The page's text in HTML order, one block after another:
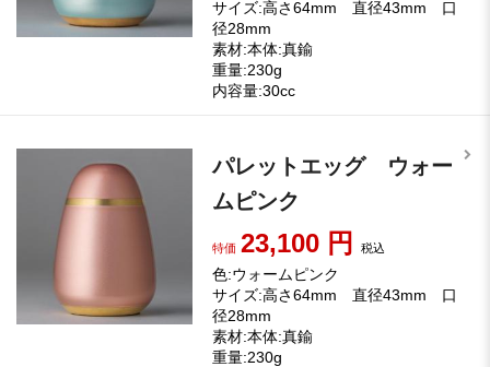
サイズ:高さ64mm 直径43mm 口
径28mm
素材:本体:真鍮
重量:230g
内容量:30cc
パレットエッグ ウォー
ムピンク
特価 23,100 円税込
色:ウォームピンク
サイズ:高さ64mm 直径43mm 口
径28mm
素材:本体:真鍮
重量:230g